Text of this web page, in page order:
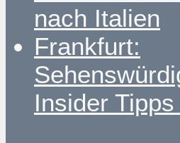
nach Italien
Frankfurt:
Insider